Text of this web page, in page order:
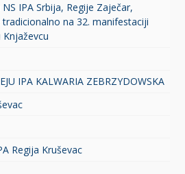
IPA Srbija, Regije Zaječar,
na 32. manifestaciji
Knjaževcu
IPA KALWARIA ZEBRZYDOWSKA
Regija Kruševac